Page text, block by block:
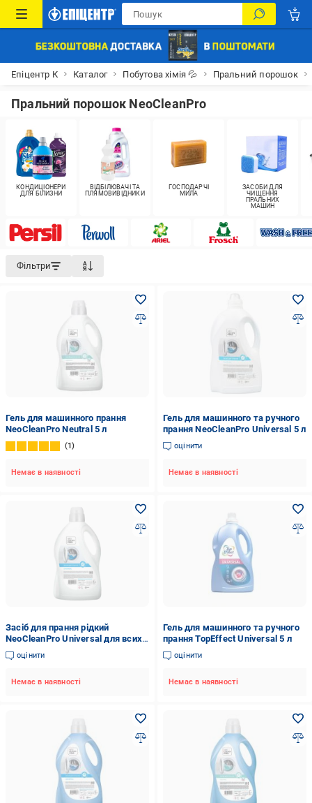
Епіцентр К Каталог Побутова хімія 💦 Пральний порошок
Пральний порошок NeoCleanPro
КОНДИЦІОНЕРИ
ДЛЯ БІЛИЗНИ
ВІДБІЛЮВАЧІ ТА
ПЛЯМОВИВІДНИКИ
ГОСПОДАРЧІ
МИЛА
ЗАСОБИ ДЛЯ
ЧИЩЕННЯ
ПРАЛЬНИХ
МАШИН
Фільтри
Гель для машинного прання
NeoCleanPro Neutral 5 л
1
Немає в наявності
Гель для машинного та ручного
прання NeoCleanPro Universal 5 л
оцінити
Немає в наявності
Засiб для прання рiдкий
NeoCleanPro Universal для всих
типів тканин 5 л
оцінити
Немає в наявності
Гель для машинного та ручного
прання TopEffect Universal 5 л
оцінити
Немає в наявності